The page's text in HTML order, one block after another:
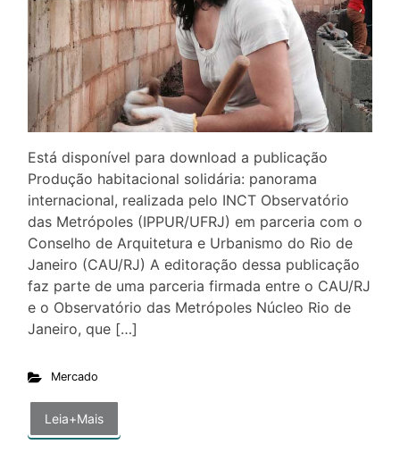
Está disponível para download a publicação
Produção habitacional solidária: panorama
internacional, realizada pelo INCT Observatório
das Metrópoles (IPPUR/UFRJ) em parceria com o
Conselho de Arquitetura e Urbanismo do Rio de
Janeiro (CAU/RJ) A editoração dessa publicação
faz parte de uma parceria firmada entre o CAU/RJ
e o Observatório das Metrópoles Núcleo Rio de
Janeiro, que […]
Mercado
Leia+Mais